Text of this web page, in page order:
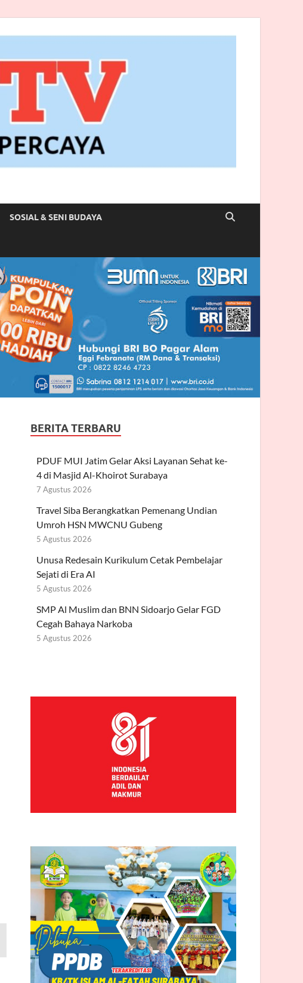
SOSIAL & SENI BUDAYA
BERITA TERBARU
PDUF MUI Jatim Gelar Aksi Layanan Sehat ke-
4 di Masjid Al-Khoirot Surabaya
7 Agustus 2026
Travel Siba Berangkatkan Pemenang Undian
Umroh HSN MWCNU Gubeng
5 Agustus 2026
Unusa Redesain Kurikulum Cetak Pembelajar
Sejati di Era AI
5 Agustus 2026
SMP Al Muslim dan BNN Sidoarjo Gelar FGD
Cegah Bahaya Narkoba
5 Agustus 2026